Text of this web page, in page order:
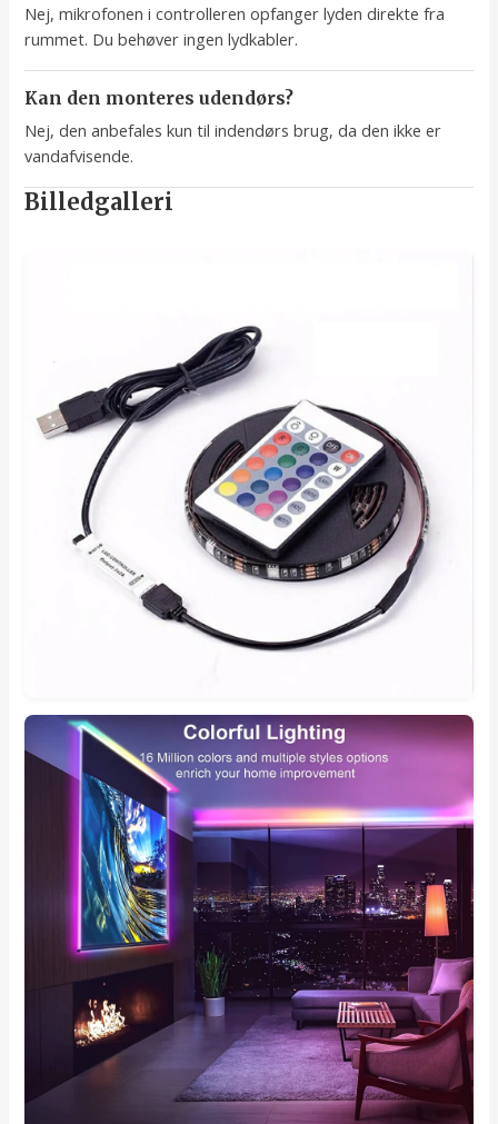
Nej, mikrofonen i controlleren opfanger lyden direkte fra
rummet. Du behøver ingen lydkabler.
Kan den monteres udendørs?
Nej, den anbefales kun til indendørs brug, da den ikke er
vandafvisende.
Billedgalleri